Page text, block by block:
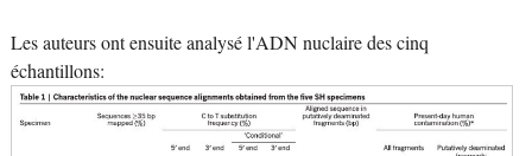
Les auteurs ont ensuite analysé l'ADN nuclaire des cinq
échantillons: